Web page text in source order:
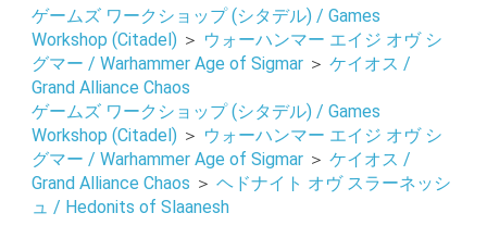
お買い物を続ける カートへ進む
ゲームズ ワークショップ (シタデル) / Games
Workshop (Citadel) ＞ ウォーハンマー エイジ オヴ シ
グマー / Warhammer Age of Sigmar ＞ ケイオス /
Grand Alliance Chaos
ゲームズ ワークショップ (シタデル) / Games
Workshop (Citadel) ＞ ウォーハンマー エイジ オヴ シ
グマー / Warhammer Age of Sigmar ＞ ケイオス /
Grand Alliance Chaos ＞ ヘドナイト オヴ スラーネッシ
ュ / Hedonits of Slaanesh